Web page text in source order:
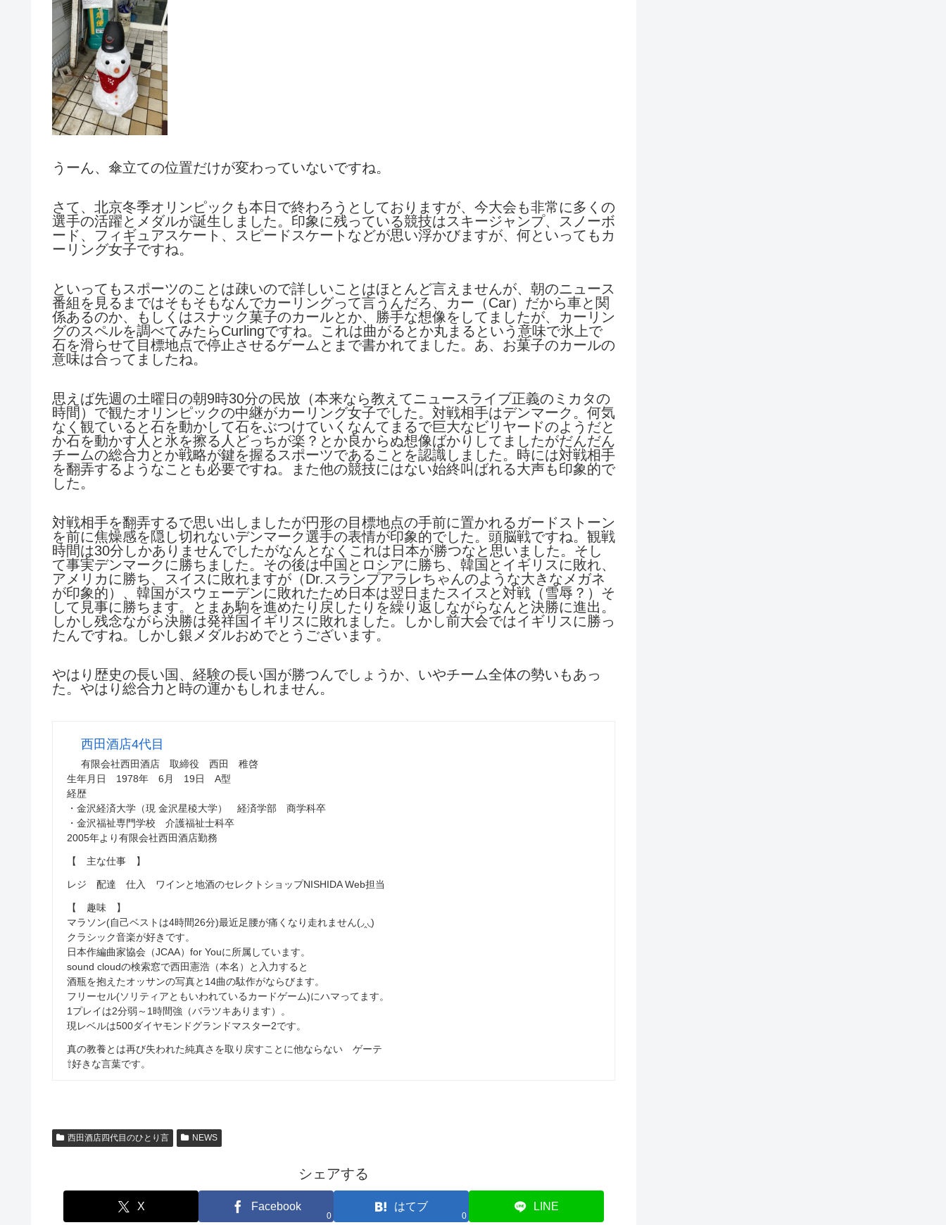
うーん、傘立ての位置だけが変わっていないですね。
さて、北京冬季オリンピックも本日で終わろうとしておりますが、今大会も非常に多くの
選手の活躍とメダルが誕生しました。印象に残っている競技はスキージャンプ、スノーボ
ード、フィギュアスケート、スピードスケートなどが思い浮かびますが、何といってもカ
ーリング女子ですね。
といってもスポーツのことは疎いので詳しいことはほとんど言えませんが、朝のニュース
番組を見るまではそもそもなんでカーリングって言うんだろ、カー（Car）だから車と関
係あるのか、もしくはスナック菓子のカールとか、勝手な想像をしてましたが、カーリン
グのスペルを調べてみたらCurlingですね。これは曲がるとか丸まるという意味で氷上で
石を滑らせて目標地点で停止させるゲームとまで書かれてました。あ、お菓子のカールの
意味は合ってましたね。
思えば先週の土曜日の朝9時30分の民放（本来なら教えてニュースライブ正義のミカタの
時間）で観たオリンピックの中継がカーリング女子でした。対戦相手はデンマーク。何気
なく観ていると石を動かして石をぶつけていくなんてまるで巨大なビリヤードのようだと
か石を動かす人と氷を擦る人どっちが楽？とか良からぬ想像ばかりしてましたがだんだん
チームの総合力とか戦略が鍵を握るスポーツであることを認識しました。時には対戦相手
を翻弄するようなことも必要ですね。また他の競技にはない始終叫ばれる大声も印象的で
した。
対戦相手を翻弄するで思い出しましたが円形の目標地点の手前に置かれるガードストーン
を前に焦燥感を隠し切れないデンマーク選手の表情が印象的でした。頭脳戦ですね。観戦
時間は30分しかありませんでしたがなんとなくこれは日本が勝つなと思いました。そし
て事実デンマークに勝ちました。その後は中国とロシアに勝ち、韓国とイギリスに敗れ、
アメリカに勝ち、スイスに敗れますが（Dr.スランプアラレちゃんのような大きなメガネ
が印象的）、韓国がスウェーデンに敗れたため日本は翌日またスイスと対戦（雪辱？）そ
して見事に勝ちます。とまあ駒を進めたり戻したりを繰り返しながらなんと決勝に進出。
しかし残念ながら決勝は発祥国イギリスに敗れました。しかし前大会ではイギリスに勝っ
たんですね。しかし銀メダルおめでとうございます。
やはり歴史の長い国、経験の長い国が勝つんでしょうか、いやチーム全体の勢いもあっ
た。やはり総合力と時の運かもしれません。
西田酒店4代目
有限会社西田酒店 取締役 西田 稚啓
生年月日 1978年 6月 19日 A型
経歴
・金沢経済大学（現 金沢星稜大学） 経済学部 商学科卒
・金沢福祉専門学校 介護福祉士科卒
2005年より有限会社西田酒店勤務
【 主な仕事 】
レジ 配達 仕入 ワインと地酒のセレクトショップNISHIDA Web担当
【 趣味 】
マラソン(自己ベストは4時間26分)最近足腰が痛くなり走れません(◞‸◟)
クラシック音楽が好きです。
日本作編曲家協会（JCAA）for Youに所属しています。
sound cloudの検索窓で西田憲浩（本名）と入力すると
酒瓶を抱えたオッサンの写真と14曲の駄作がならびます。
フリーセル(ソリティアともいわれているカードゲーム)にハマってます。
1プレイは2分弱～1時間強（バラツキあります）。
現レベルは500ダイヤモンドグランドマスター2です。
真の教養とは再び失われた純真さを取り戻すことに他ならない ゲーテ
⇧好きな言葉です。
西田酒店四代目のひとり言 NEWS
シェアする
X Facebook
0
はてブ
0
LINE